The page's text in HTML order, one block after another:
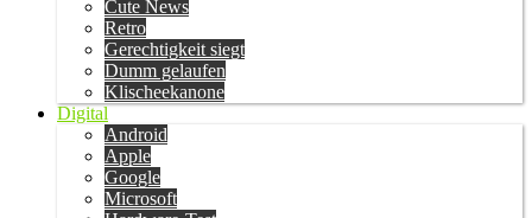
Cute News
Retro
Gerechtigkeit siegt
Dumm gelaufen
Klischeekanone
Digital
Android
Apple
Google
Microsoft